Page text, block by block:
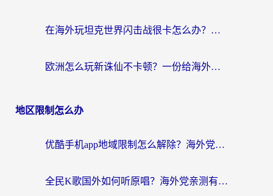
在海外玩坦克世界闪击战很卡怎么办？老玩家亲测有效的加速器选择指南
欧洲怎么玩新诛仙不卡顿？一份给海外游子的国服游戏畅玩指南
地区限制怎么办
优酷手机app地域限制怎么解除？海外党亲测有效的追剧方案
全民K歌国外如何听原唱？海外党亲测有效的回国加速器选择指南